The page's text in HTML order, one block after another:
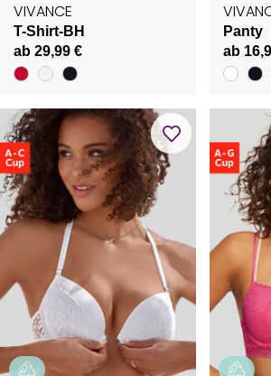
VIVANCE
T-Shirt-BH
ab 29,99 €
Panty
ab